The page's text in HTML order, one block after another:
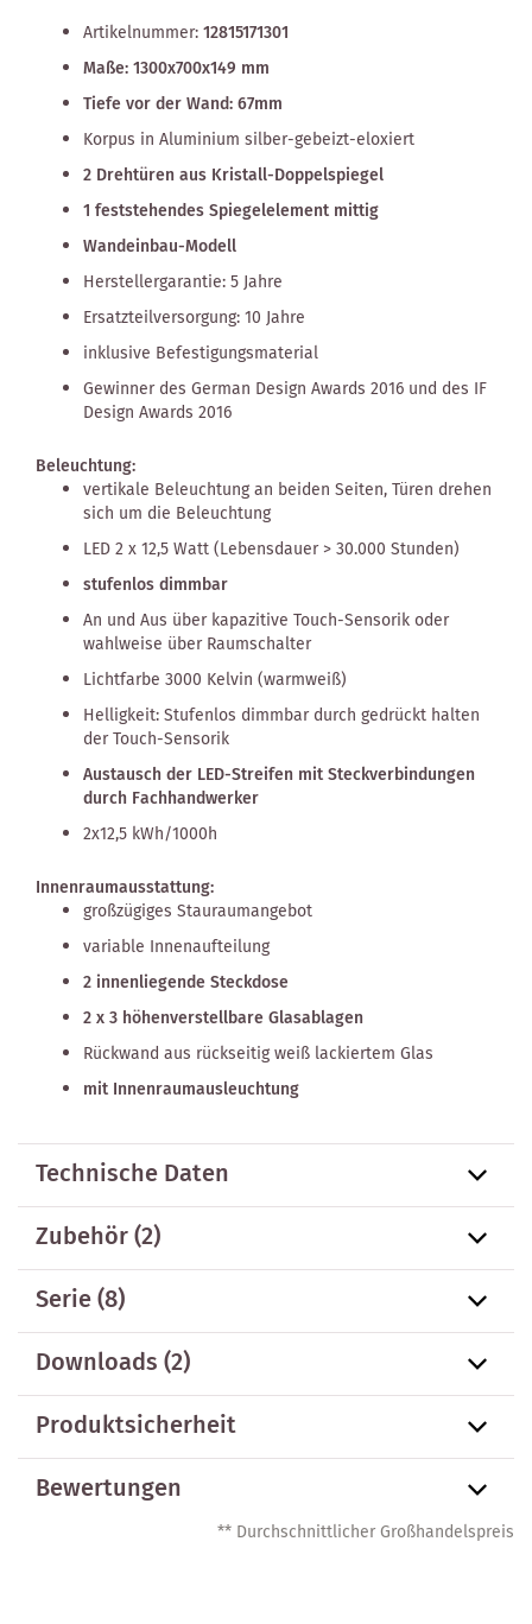
Artikelnummer:12815171301
Maße: 1300x700x149 mm
Tiefe vor der Wand: 67mm
Korpus in Aluminium silber-gebeizt-eloxiert
2 Drehtüren aus Kristall-Doppelspiegel
1 feststehendes Spiegelelement mittig
Wandeinbau-Modell
Herstellergarantie: 5 Jahre
Ersatzteilversorgung: 10 Jahre
inklusive Befestigungsmaterial
Gewinner des German Design Awards 2016 und des IF
Design Awards 2016
Beleuchtung:
vertikale Beleuchtung an beiden Seiten, Türen drehen
sich um die Beleuchtung
LED 2 x 12,5 Watt (Lebensdauer > 30.000 Stunden)
stufenlos dimmbar
An und Aus über kapazitive Touch-Sensorik oder
wahlweise über Raumschalter
Lichtfarbe 3000 Kelvin (warmweiß)
Helligkeit: Stufenlos dimmbar durch gedrückt halten
der Touch-Sensorik
Austausch der LED-Streifen mit Steckverbindungen
durch Fachhandwerker
2x12,5 kWh/1000h
Innenraumausstattung:
großzügiges Stauraumangebot
variable Innenaufteilung
2 innenliegende Steckdose
2 x 3 höhenverstellbare Glasablagen
Rückwand aus rückseitig weiß lackiertem Glas
mit Innenraumausleuchtung
Technische Daten
Zubehör(2)
Serie(8)
Downloads (2)
Produktsicherheit
Bewertungen
** Durchschnittlicher Großhandelspreis